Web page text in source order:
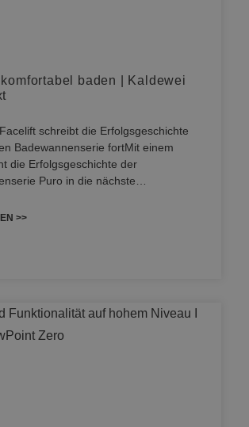
baden | Kaldewei
schreibt die Erfolgsgeschichte
Badewannenserie fortMit einem
die Erfolgsgeschichte der
Puro in die nächste…
>>